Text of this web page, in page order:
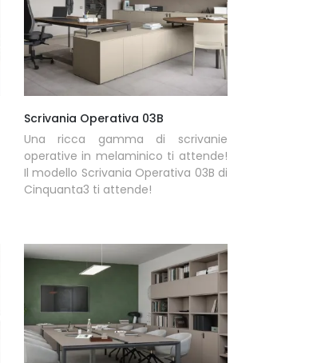
Scrivania Operativa 03B
Una ricca gamma di scrivanie
operative in melaminico ti attende!
Il modello Scrivania Operativa 03B di
Cinquanta3 ti attende!